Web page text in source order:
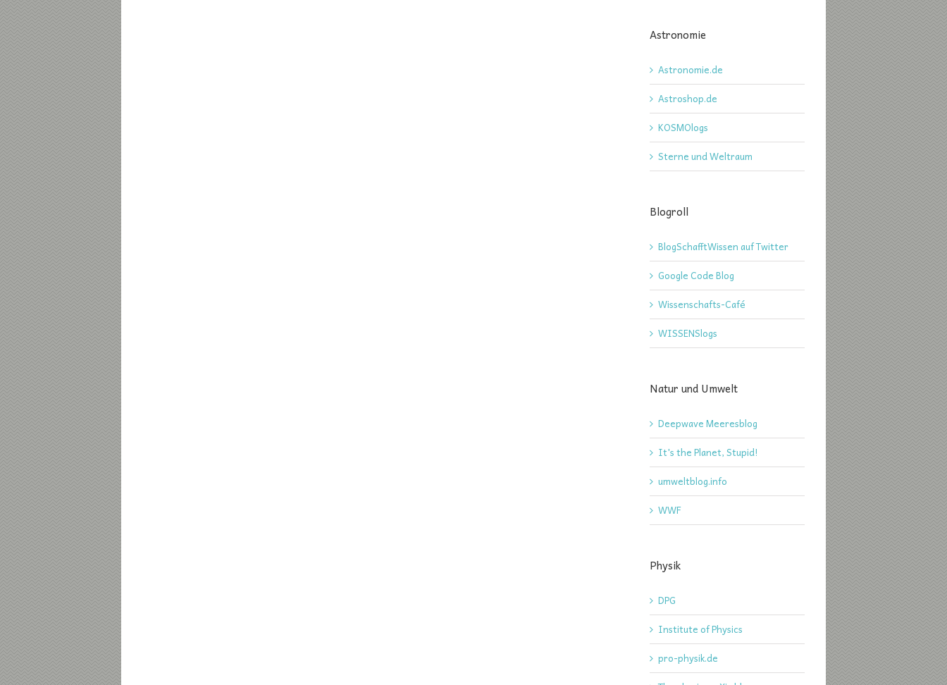
Astronomie
Astronomie.de
Astroshop.de
KOSMOlogs
Sterne und Weltraum
Blogroll
BlogSchafftWissen auf Twitter
Google Code Blog
Wissenschafts-Café
WISSENSlogs
Natur und Umwelt
Deepwave Meeresblog
It's the Planet, Stupid!
umweltblog.info
WWF
Physik
DPG
Institute of Physics
pro-physik.de